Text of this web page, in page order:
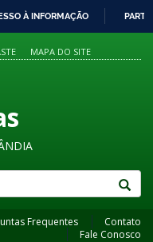
À INFORMAÇÃO
MAPA DO SITE
Frequentes
Contato
Fale Conosco